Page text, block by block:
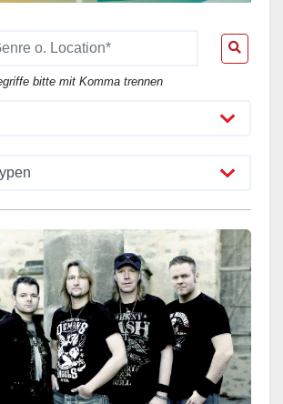
bitte mit Komma trennen